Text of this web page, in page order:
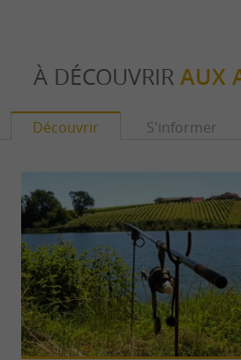
À DÉCOUVRIR AUX
Découvrir S'informer